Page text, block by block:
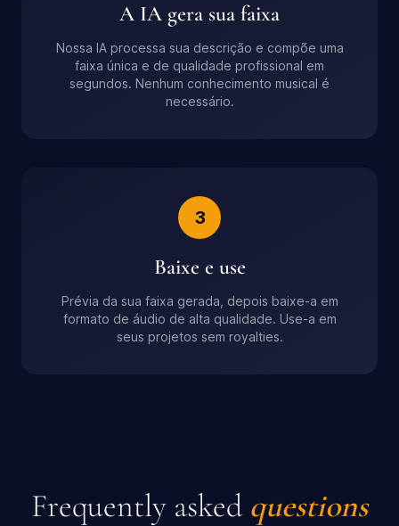
A IA gera sua faixa
Nossa IA processa sua descrição e compõe uma
faixa única e de qualidade profissional em
segundos. Nenhum conhecimento musical é
necessário.
3
Baixe e use
Prévia da sua faixa gerada, depois baixe-a em
formato de áudio de alta qualidade. Use-a em
seus projetos sem royalties.
Frequently asked questions